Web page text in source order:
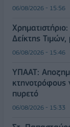
06/08/2026 - 15:56
Δείκτης
06/08/2026 - 15:46
ΥΠΑΑΤ:
πυρετό
06/08/2026 - 15:33